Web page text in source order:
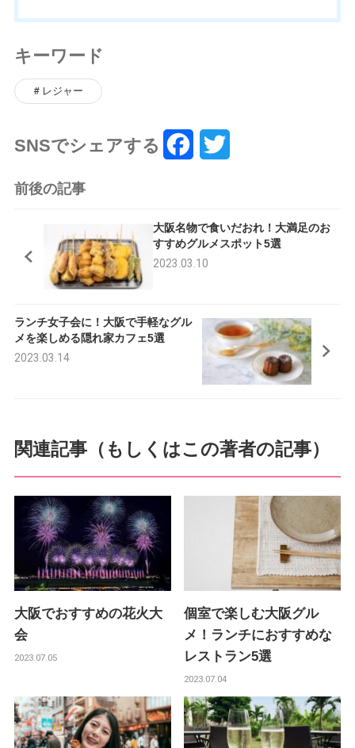
キーワード
レジャー
SNSでシェアする
e
b
t
r
前後の記事
大阪名物で食いだおれ！大満足のお
すすめグルメスポット5選
2023.03.10
ランチ女子会に！大阪で手軽なグル
メを楽しめる隠れ家カフェ5選
2023.03.14
関連記事（もしくはこの著者の記事）
大阪でおすすめの花火大
会
2023.07.05
個室で楽しむ大阪グル
メ！ランチにおすすめな
レストラン5選
2023.07.04